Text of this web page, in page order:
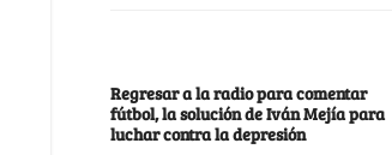
Regresar a la radio para comentar
fútbol, la solución de Iván Mejía para
luchar contra la depresión